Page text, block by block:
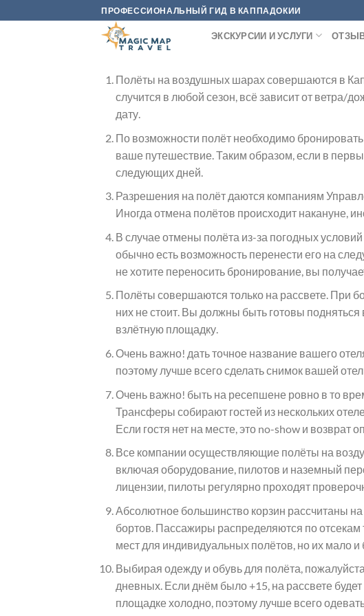
to
ПРОФЕССИОНАЛЬНЫЙ ГИД В КАППАДОКИИ
ЭКСКУРСИИ И УСЛУГИ
Полёты на воздушных шарах совершаются в
случится в любой сезон, всё зависит от ветра/
дату.
По возможности полёт необходимо
ваше путешествие. Таким образом, если в
следующих дней.
Разрешения на полёт даются компаниям
Иногда отмена полётов происходит накануне,
В случае отмены полёта из-за погодных
обычно есть возможность перенести его на
не хотите переносить бронирование, вы
Полёты совершаются только на рассвете. При
них не стоит. Вы должны быть готовы
взлётную площадку.
Очень важно! дать точное название вашего
поэтому лучше всего сделать снимок вашей
Очень важно! быть на ресепшене ровно в то
Трансферы собирают гостей из нескольких
Если гостя нет на месте, это no-show и возврат
Все компании осуществляющие полёты на
включая оборудование, пилотов и наземный
лицензии, пилоты регулярно проходят
Абсолютное большинство корзин рассчитаны
бортов. Пассажиры распределяются по
мест для индивидуальных полётов, но их мало и
Выбирая одежду и обувь для полёта,
дневных. Если днём было +15, на рассвете
площадке холодно, поэтому лучше всего